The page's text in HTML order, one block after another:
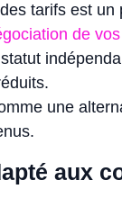
tarifs est un
de
une
aux